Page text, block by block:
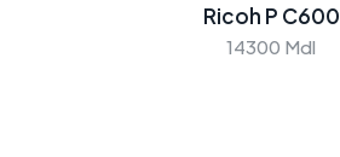
Ricoh P C600
14300 Mdl